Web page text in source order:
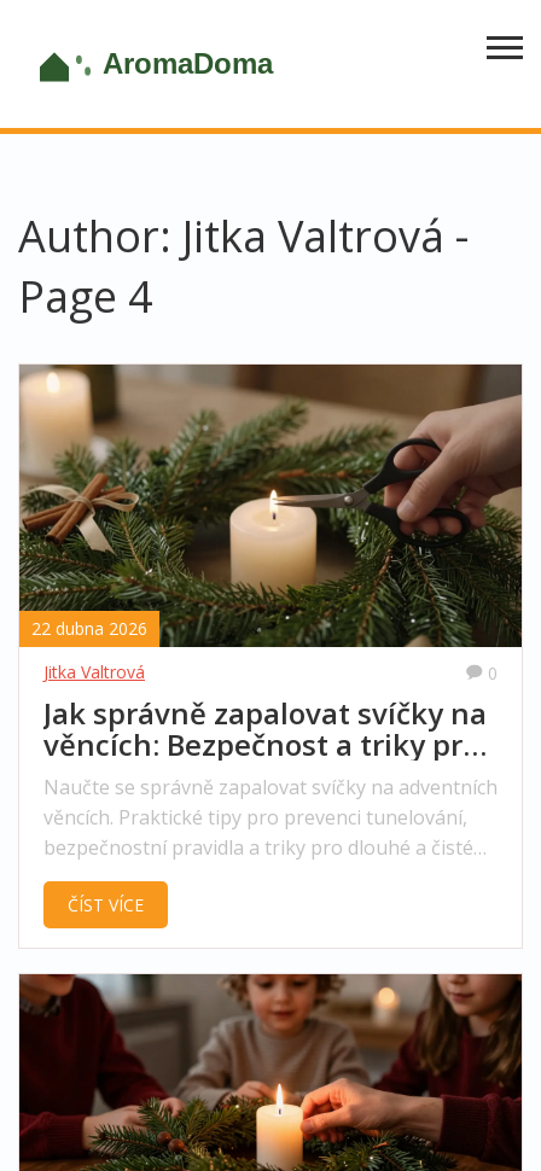
Author: Jitka Valtrová -
Page 4
22 dubna 2026
Jitka Valtrová
0
Jak správně zapalovat svíčky na
věncích: Bezpečnost a triky pro
dlouhé hoření
Naučte se správně zapalovat svíčky na adventních
věncích. Praktické tipy pro prevenci tunelování,
bezpečnostní pravidla a triky pro dlouhé a čisté
hoření.
ČÍST VÍCE